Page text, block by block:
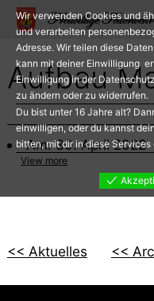
Zum
Inhalt
springen
Aufbau
Am: 30. April 2022
<< Aktuelles <<
Wir verwenden Cookies und
und verarbeiten
Adresse. Wir teilen diese
kann mit deiner Einwilligung
Einwilligung in der
zu ändern oder zu widerrufen.
Du bist unter 16 Jahre alt?
einwilligen, oder du kannst
bitten, mit dir in diese
View more